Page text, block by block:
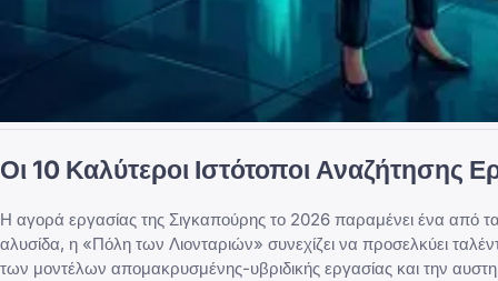
Οι 10 Καλύτεροι Ιστότοποι
Η αγορά εργασίας της Σιγκαπούρης το 2026 παραμένει ένα από τα
αλυσίδα, η «Πόλη των Λιονταριών» συνεχίζει να προσελκύει
των μοντέλων απομακρυσμένης-υβριδικής εργασίας και την